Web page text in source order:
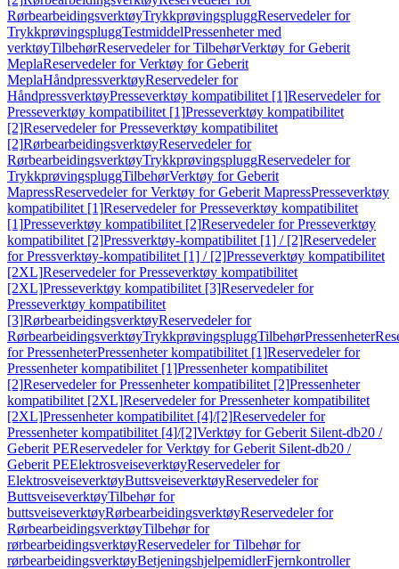
RørbearbeidingsverktøyTrykkprøvingspluggReservedeler for
TrykkprøvingspluggTestmiddelPressenheter med
verktøyTilbehørReservedeler for TilbehørVerktøy for Geberit
MeplaReservedeler for Verktøy for Geberit
MeplaHåndpressverktøyReservedeler for
HåndpressverktøyPresseverktøy kompatibilitet [1]Reservedeler for
Presseverktøy kompatibilitet [1]Presseverktøy kompatibilitet
[2]Reservedeler for Presseverktøy kompatibilitet
[2]RørbearbeidingsverktøyReservedeler for
RørbearbeidingsverktøyTrykkprøvingspluggReservedeler for
TrykkprøvingspluggTilbehørVerktøy for Geberit
MapressReservedeler for Verktøy for Geberit MapressPresseverktøy
kompatibilitet [1]Reservedeler for Presseverktøy kompatibilitet
[1]Presseverktøy kompatibilitet [2]Reservedeler for Presseverktøy
kompatibilitet [2]Pressverktøy-kompatibilitet [1] / [2]Reservedeler
for Pressverktøy-kompatibilitet [1] / [2]Presseverktøy kompatibilitet
[2XL]Reservedeler for Presseverktøy kompatibilitet
[2XL]Presseverktøy kompatibilitet [3]Reservedeler for
Presseverktøy kompatibilitet
[3]RørbearbeidingsverktøyReservedeler for
RørbearbeidingsverktøyTrykkprøvingspluggTilbehørPressenheter
for PressenheterPressenheter kompatibilitet [1]Reservedeler for
Pressenheter kompatibilitet [1]Pressenheter kompatibilitet
[2]Reservedeler for Pressenheter kompatibilitet [2]Pressenheter
kompatibilitet [2XL]Reservedeler for Pressenheter kompatibilitet
[2XL]Pressenheter kompatibilitet [4]/[2]Reservedeler for
Pressenheter kompatibilitet [4]/[2]Verktøy for Geberit Silent-db20 /
Geberit PEReservedeler for Verktøy for Geberit Silent-db20 /
Geberit PEElektrosveiseverktøyReservedeler for
ElektrosveiseverktøyButtsveiseverktøyReservedeler for
ButtsveiseverktøyTilbehør for
buttsveiseverktøyRørbearbeidingsverktøyReservedeler for
RørbearbeidingsverktøyTilbehør for
rørbearbeidingsverktøyReservedeler for Tilbehør for
rørbearbeidingsverktøyBetjeningshjelpemidlerFjernkontroller